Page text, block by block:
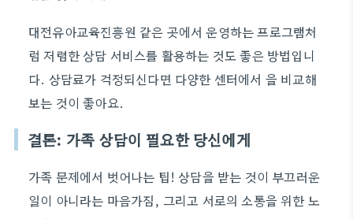
대전유아교육진흥원 같은 곳에서 운영하는 프로그램처
럼 저렴한 상담 서비스를 활용하는 것도 좋은 방법입니
다. 상담료가 걱정되신다면 다양한 센터에서 을 비교해
보는 것이 좋아요.
결론: 가족 상담이 필요한 당신에게
가족 문제에서 벗어나는 팁! 상담을 받는 것이 부끄러운
일이 아니라는 마음가짐, 그리고 서로의 소통을 위한 노